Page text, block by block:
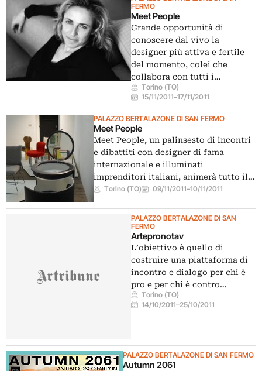
FERMO
Meet People
Grande opportunità di
conoscere dal vivo la
designer più attiva e fertile
del momento, colei che
collabora con tutti i…
Torino (TO)
15/11/2011–17/11/2011
PALAZZO BERTALAZONE DI SAN FERMO
Meet People
Meet People, un palinsesto di incontri
e dibattiti con designer di fama
internazionale e illuminati
imprenditori italiani, animerà tutto il…
Torino (TO) 09/11/2011–10/11/2011
PALAZZO BERTALAZONE DI SAN
FERMO
Artepronotav
L’obiettivo è quello di
costruire una piattaforma di
incontro e dialogo per chi è
pro e per chi è contro…
Torino (TO)
14/10/2011–25/10/2011
PALAZZO BERTALAZONE DI SAN FERMO
Autumn 2061